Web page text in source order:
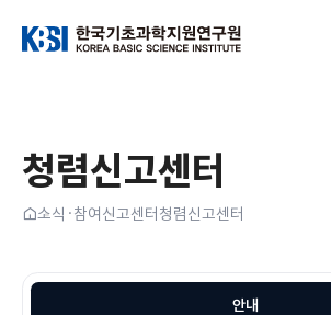
한국기초과학지원연구원
청렴신고센터
홈
소식·참여신고센터청렴신고센터
안내